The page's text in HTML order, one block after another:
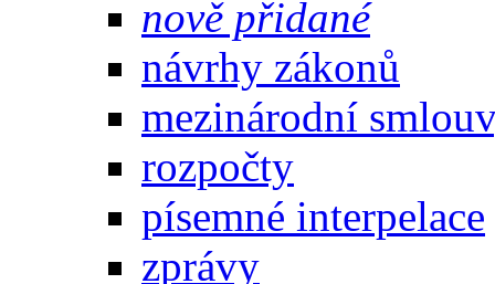
nově přidané
návrhy zákonů
mezinárodní
rozpočty
písemné interpelace
zprávy